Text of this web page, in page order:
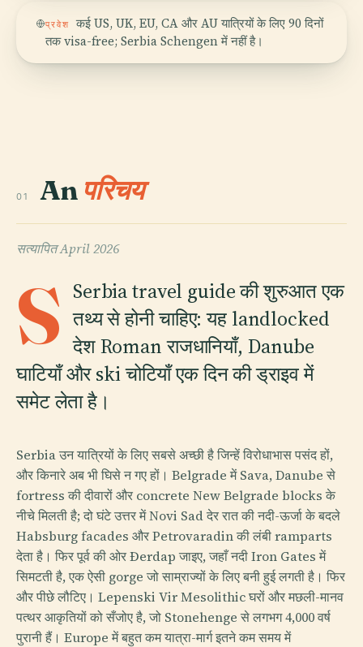
प्रवेश
कई US, UK, EU, CA और AU यात्रियों के लिए 90 दिनों
तक visa-free; Serbia Schengen में नहीं है।
01 An परिचय
सत्यापितApril 2026
S Serbia travel guide की शुरुआत एक
तथ्य से होनी चाहिए: यह landlocked
देश Roman राजधानियाँ, Danube
घाटियाँ और ski चोटियाँ एक दिन की ड्राइव में
समेट लेता है।
Serbia उन यात्रियों के लिए सबसे अच्छी है जिन्हें विरोधाभास पसंद हों,
और किनारे अब भी घिसे न गए हों। Belgrade में Sava, Danube से
fortress की दीवारों और concrete New Belgrade blocks के
नीचे मिलती है; दो घंटे उत्तर में Novi Sad देर रात की नदी-ऊर्जा के बदले
Habsburg facades और Petrovaradin की लंबी ramparts
देता है। फिर पूर्व की ओर Đerdap जाइए, जहाँ नदी Iron Gates में
सिमटती है, एक ऐसी gorge जो साम्राज्यों के लिए बनी हुई लगती है। फिर
और पीछे लौटिए। Lepenski Vir Mesolithic घरों और मछली-मानव
पत्थर आकृतियों को सँजोए है, जो Stonehenge से लगभग 4,000 वर्ष
पुरानी हैं। Europe में बहुत कम यात्रा-मार्ग इतने कम समय में